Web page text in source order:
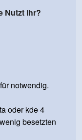
Nutzt ihr?
notwendig.
oder kde 4
besetzten